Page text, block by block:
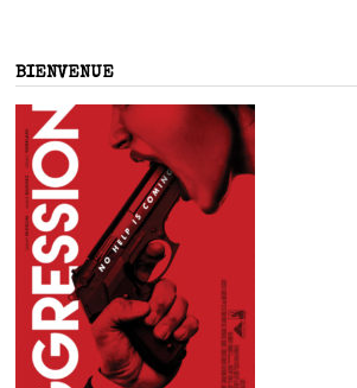
BIENVENUE